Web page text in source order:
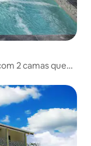
2 camas queen